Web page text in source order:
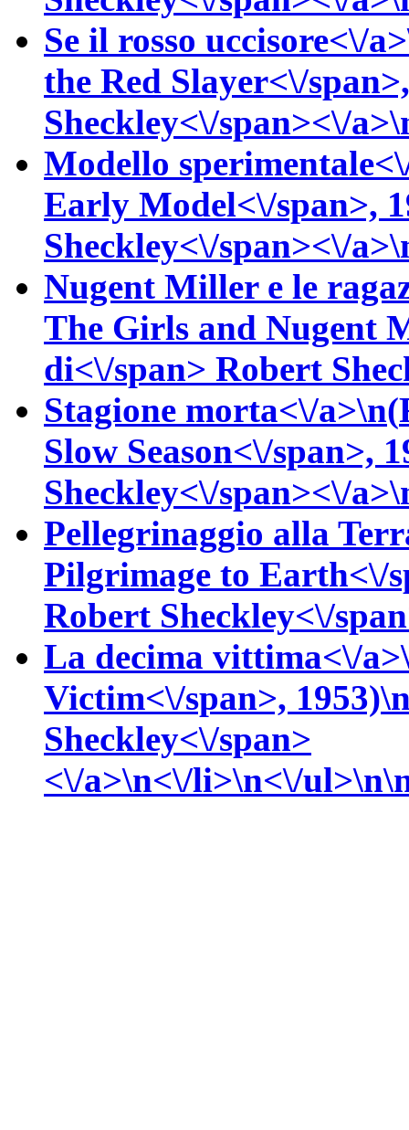
Se il rosso uccisore<\/
the Red Slayer<\/
Sheckley<\/span><\/
Modello
Early Model<\/span>,
Sheckley<\/span><\/
Nugent Miller e le
The Girls and Nugent
di<\/span> Robert
Stagione morta<\/a>\n(
Slow Season<\/span>,
Sheckley<\/span><\/
Pellegrinaggio alla
Pilgrimage to Earth<\/
Robert Sheckley<\/
La decima vittima<\/
Victim<\/span>,
Sheckley<\/span>
<\/a>\n<\/li>\n<\/